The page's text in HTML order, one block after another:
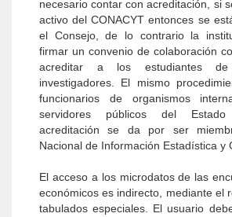
necesario contar con acreditación, si
activo del CONACYT entonces se
el Consejo, de lo contrario la
firmar un convenio de colaboración
acreditar a los estudiantes
investigadores. El mismo
funcionarios de organismos
servidores públicos del
acreditación se da por ser
Nacional de Información Estadística y
El acceso a los microdatos de las
económicos es indirecto, mediante el
tabulados especiales. El usuario